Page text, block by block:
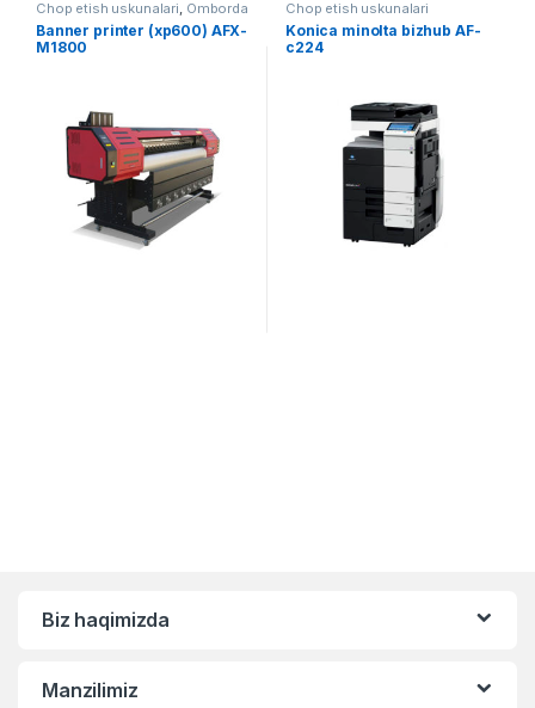
Chop etish uskunalari, Omborda
mavjud uskunalar
Banner printer (xp600) AFX-
M1800
Chop etish uskunalari
Konica minolta bizhub AF-
c224
Biz haqimizda
Manzilimiz